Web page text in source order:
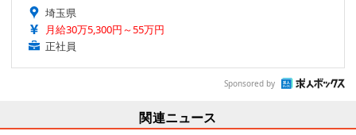
埼玉県
月給30万5,300円～55万円
正社員
Sponsored by
関連ニュース